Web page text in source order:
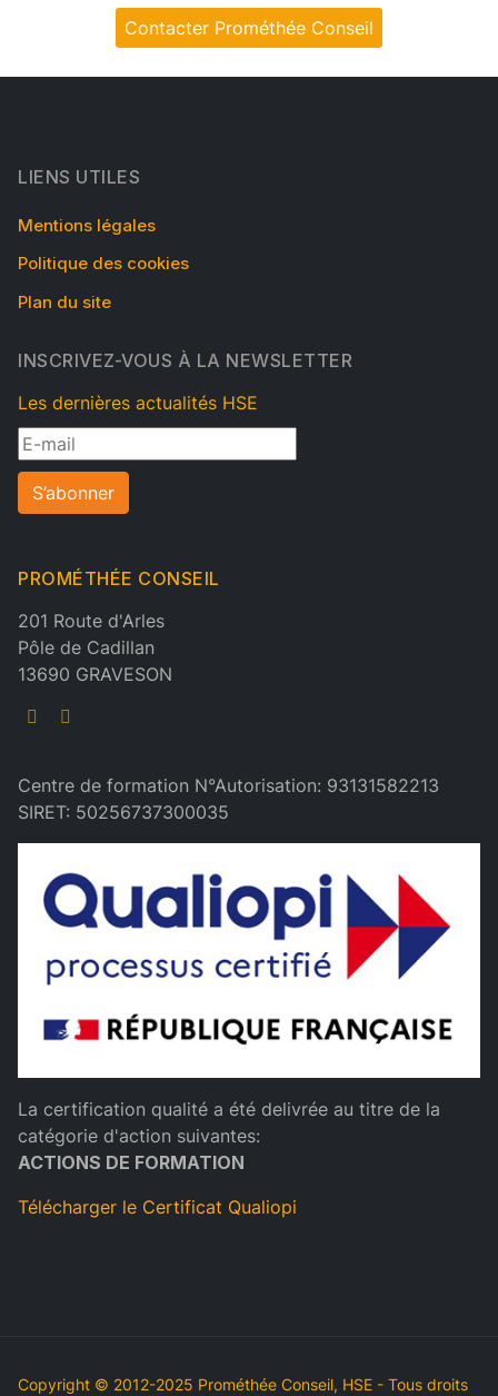
Contacter Prométhée Conseil
LIENS UTILES
Mentions légales
Politique des cookies
Plan du site
INSCRIVEZ-VOUS À LA NEWSLETTER
Les dernières actualités HSE
S’abonner
PROMÉTHÉE CONSEIL
201 Route d'Arles
Pôle de Cadillan
13690 GRAVESON
Centre de formation N°Autorisation: 93131582213
SIRET: 50256737300035
La certification qualité a été delivrée au titre de la
catégorie d'action suivantes:
ACTIONS DE FORMATION
Télécharger le Certificat Qualiopi
Copyright © 2012-2025 Prométhée Conseil, HSE - Tous droits